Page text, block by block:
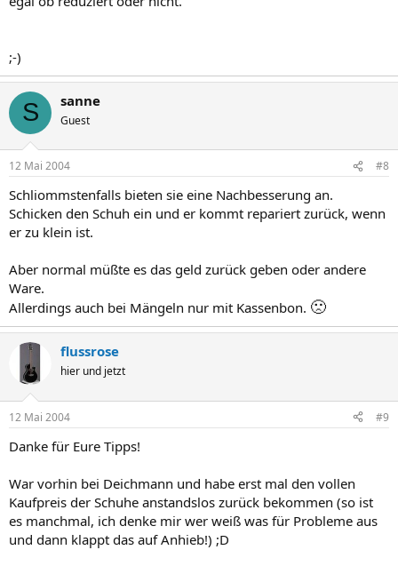
;-)
S sanne
Guest
12 Mai 2004 #8
Schliommstenfalls bieten sie eine Nachbesserung an.
Schicken den Schuh ein und er kommt repariert zurück, wenn
er zu klein ist.
Aber normal müßte es das geld zurück geben oder andere
Ware.
Allerdings auch bei Mängeln nur mit Kassenbon. 🙁
flussrose
hier und jetzt
12 Mai 2004 #9
Danke für Eure Tipps!
War vorhin bei Deichmann und habe erst mal den vollen
Kaufpreis der Schuhe anstandslos zurück bekommen (so ist
es manchmal, ich denke mir wer weiß was für Probleme aus
und dann klappt das auf Anhieb!) ;D